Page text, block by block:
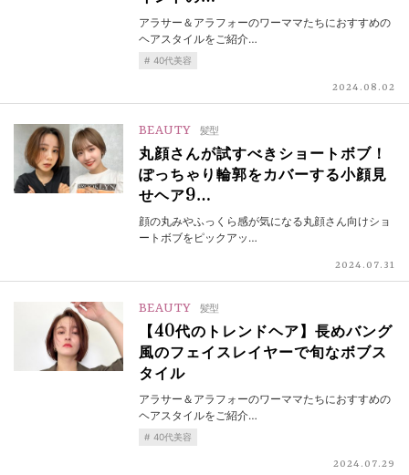
アラサー＆アラフォーのワーママたちにおすすめの
ヘアスタイルをご紹介…
40代美容
2024.08.02
BEAUTY 髪型
丸顔さんが試すべきショートボブ！
ぽっちゃり輪郭をカバーする小顔見
せヘア9…
顔の丸みやふっくら感が気になる丸顔さん向けショ
ートボブをピックアッ…
2024.07.31
BEAUTY 髪型
【40代のトレンドヘア】長めバング
風のフェイスレイヤーで旬なボブス
タイル
アラサー＆アラフォーのワーママたちにおすすめの
ヘアスタイルをご紹介…
40代美容
2024.07.29